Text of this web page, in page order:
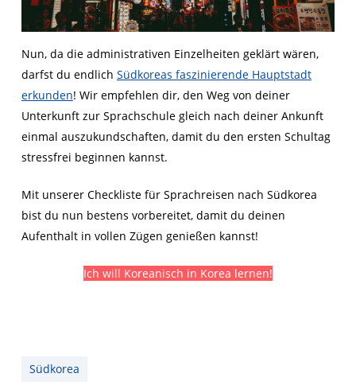
Nun, da die administrativen Einzelheiten geklärt wären,
darfst du endlich Südkoreas faszinierende Hauptstadt
erkunden! Wir empfehlen dir, den Weg von deiner
Unterkunft zur Sprachschule gleich nach deiner Ankunft
einmal auszukundschaften, damit du den ersten Schultag
stressfrei beginnen kannst.
Mit unserer Checkliste für Sprachreisen nach Südkorea
bist du nun bestens vorbereitet, damit du deinen
Aufenthalt in vollen Zügen genießen kannst!
Ich will Koreanisch in Korea lernen!
Südkorea